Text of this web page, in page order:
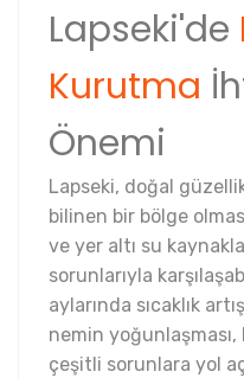
Lapseki'de
Kurutma
Önemi
Lapseki, doğal
bilinen bir bölge
ve yer altı su
sorunlarıyla
aylarında sıcaklık
nemin
çeşitli sorunlara yol